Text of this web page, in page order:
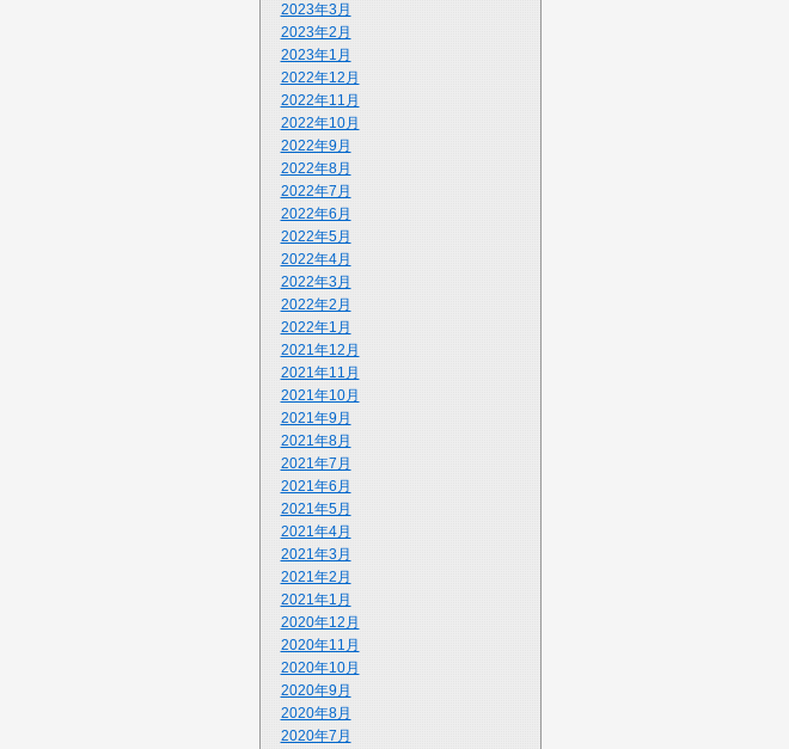
2023年3月
2023年2月
2023年1月
2022年12月
2022年11月
2022年10月
2022年9月
2022年8月
2022年7月
2022年6月
2022年5月
2022年4月
2022年3月
2022年2月
2022年1月
2021年12月
2021年11月
2021年10月
2021年9月
2021年8月
2021年7月
2021年6月
2021年5月
2021年4月
2021年3月
2021年2月
2021年1月
2020年12月
2020年11月
2020年10月
2020年9月
2020年8月
2020年7月